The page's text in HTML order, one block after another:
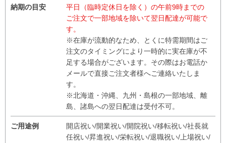
納期の目安
平日（臨時定休日を除く）の午前9時までの
ご注文で一部地域を除いて翌日配達が可能で
す。
※在庫が流動的なため、とくに特需期間はご
注文のタイミングにより一時的に実在庫が不
足する場合がございます。その際はお電話か
メールで直接ご注文者様へご連絡いたしま
す。
※北海道・沖縄、九州・島根の一部地域、離
島、諸島への翌日配達は受付不可。
ご用途例
開店祝い/開業祝い/開院祝い/移転祝い/社長就
任祝い/昇進祝い/栄転祝い/退職祝い/上場祝い/